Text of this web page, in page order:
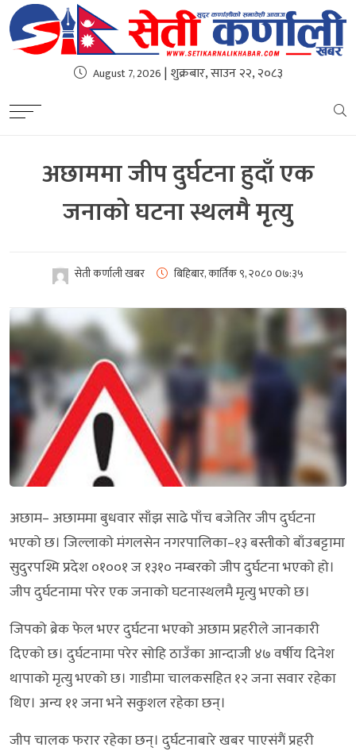
August 7, 2026 | शुक्रबार, साउन २२, २०८३
अछाममा जीप दुर्घटना हुदाँ एक
जनाको घटना स्थलमै मृत्यु
सेती कर्णाली खबर बिहिबार, कार्तिक ९, २०८०0७:३५
अछाम– अछाममा बुधवार साँझ साढे पाँच बजेतिर जीप दुर्घटना
भएको छ। जिल्लाको मंगलसेन नगरपालिका–१३ बस्तीको बाँउबट्टामा
सुदुरपश्मि प्रदेश ०१००१ ज १३१० नम्बरको जीप दुर्घटना भएको हो।
जीप दुर्घटनामा परेर एक जनाको घटनास्थलमै मृत्यु भएको छ।
जिपको ब्रेक फेल भएर दुर्घटना भएको अछाम प्रहरीले जानकारी
दिएको छ। दुर्घटनामा परेर सोहि ठाउँका आन्दाजी ४७ वर्षीय दिनेश
थापाको मृत्यु भएको छ। गाडीमा चालकसहित १२ जना सवार रहेका
थिए। अन्य ११ जना भने सकुशल रहेका छन्।
जीप चालक फरार रहेका छन्। दुर्घटनाबारे खबर पाएसंगैं प्रहरी